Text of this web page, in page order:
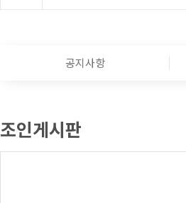
공지사항
조인게시판